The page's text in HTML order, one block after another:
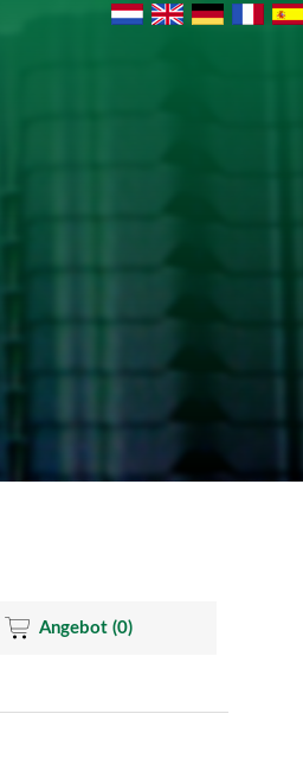
Angebot (0)